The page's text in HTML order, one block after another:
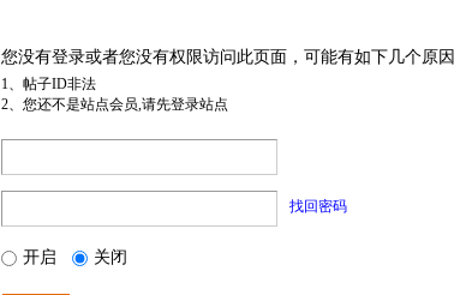
您没有登录或者您没有权限访问此页面，可能有如下几个原因
1、帖子ID非法
2、您还不是站点会员,请先登录站点
找回密码
开启 关闭